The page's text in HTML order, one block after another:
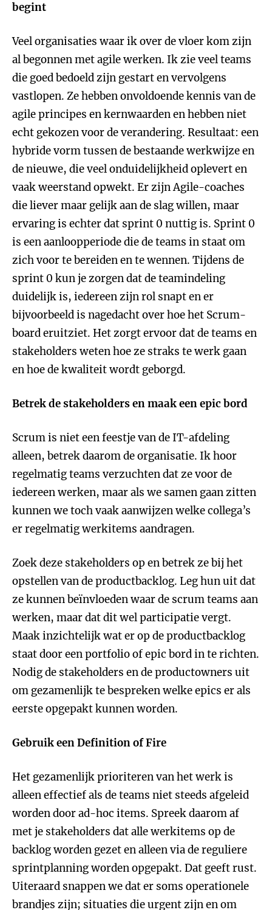
begint
Veel organisaties waar ik over de vloer kom zijn
al begonnen met agile werken. Ik zie veel teams
die goed bedoeld zijn gestart en vervolgens
vastlopen. Ze hebben onvoldoende kennis van de
agile principes en kernwaarden en hebben niet
echt gekozen voor de verandering. Resultaat: een
hybride vorm tussen de bestaande werkwijze en
de nieuwe, die veel onduidelijkheid oplevert en
vaak weerstand opwekt. Er zijn Agile-coaches
die liever maar gelijk aan de slag willen, maar
ervaring is echter dat sprint 0 nuttig is. Sprint 0
is een aanloopperiode die de teams in staat om
zich voor te bereiden en te wennen. Tijdens de
sprint 0 kun je zorgen dat de teamindeling
duidelijk is, iedereen zijn rol snapt en er
bijvoorbeeld is nagedacht over hoe het Scrum-
board eruitziet. Het zorgt ervoor dat de teams en
stakeholders weten hoe ze straks te werk gaan
en hoe de kwaliteit wordt geborgd.
Betrek de stakeholders en maak een epic bord
Scrum is niet een feestje van de IT-afdeling
alleen, betrek daarom de organisatie. Ik hoor
regelmatig teams verzuchten dat ze voor de
iedereen werken, maar als we samen gaan zitten
kunnen we toch vaak aanwijzen welke collega’s
er regelmatig werkitems aandragen.
Zoek deze stakeholders op en betrek ze bij het
opstellen van de productbacklog. Leg hun uit dat
ze kunnen beïnvloeden waar de scrum teams aan
werken, maar dat dit wel participatie vergt.
Maak inzichtelijk wat er op de productbacklog
staat door een portfolio of epic bord in te richten.
Nodig de stakeholders en de productowners uit
om gezamenlijk te bespreken welke epics er als
eerste opgepakt kunnen worden.
Gebruik een Definition of Fire
Het gezamenlijk prioriteren van het werk is
alleen effectief als de teams niet steeds afgeleid
worden door ad-hoc items. Spreek daarom af
met je stakeholders dat alle werkitems op de
backlog worden gezet en alleen via de reguliere
sprintplanning worden opgepakt. Dat geeft rust.
Uiteraard snappen we dat er soms operationele
brandjes zijn; situaties die urgent zijn en om